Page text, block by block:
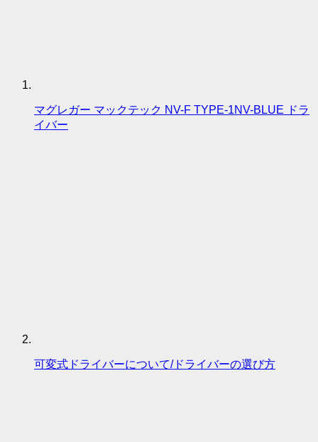
マグレガー マックテック NV-F TYPE-1NV-BLUE ドラ
イバー
可変式ドライバーについて/ドライバーの選び方